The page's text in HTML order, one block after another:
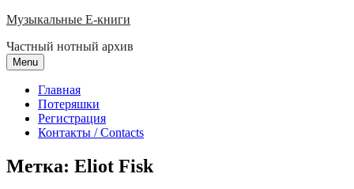
Skip
content
Музыкальные E-книги
Частный нотный архив
Menu
Главная
Потеряшки
Регистрация
Контакты / Contacts
Метка: Eliot Fisk